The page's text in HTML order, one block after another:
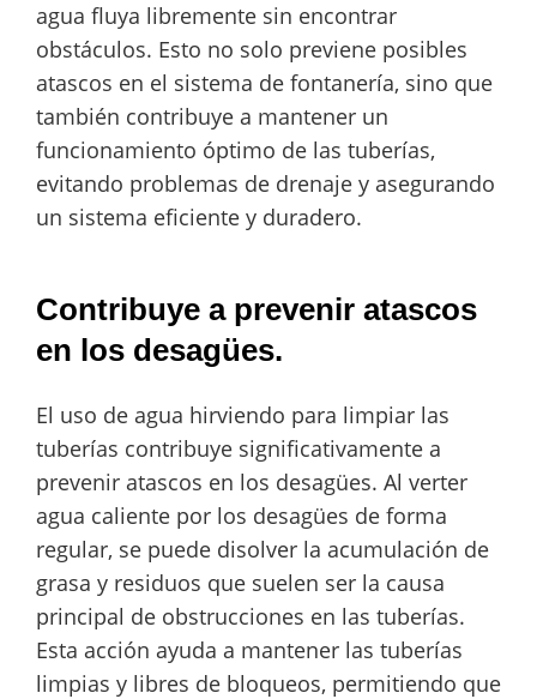
agua fluya libremente sin encontrar
obstáculos. Esto no solo previene posibles
atascos en el sistema de fontanería, sino que
también contribuye a mantener un
funcionamiento óptimo de las tuberías,
evitando problemas de drenaje y asegurando
un sistema eficiente y duradero.
Contribuye a prevenir atascos
en los desagües.
El uso de agua hirviendo para limpiar las
tuberías contribuye significativamente a
prevenir atascos en los desagües. Al verter
agua caliente por los desagües de forma
regular, se puede disolver la acumulación de
grasa y residuos que suelen ser la causa
principal de obstrucciones en las tuberías.
Esta acción ayuda a mantener las tuberías
limpias y libres de bloqueos, permitiendo que